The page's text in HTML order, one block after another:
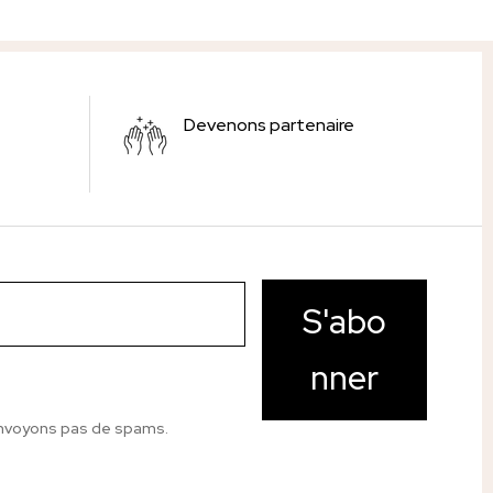
Devenons partenaire
S'abo
nner
pas de spams.